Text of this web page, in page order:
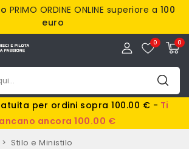
PRIMO ORDINE ONLINE superiore a 100
euro
0
0
per ordini sopra 100.00 € - Ti
ancora 100.00 €
Stilo e Ministilo